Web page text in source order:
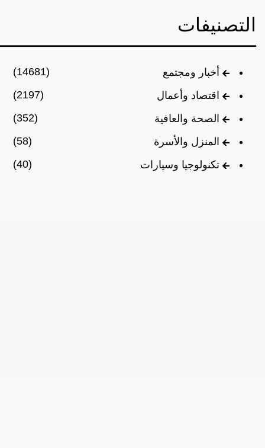
التصنيفات
أخبار ومجتمع
(14681)
اقتصاد وأعمال
(2197)
الصحة والعافية
(352)
المنزل والأسرة
(58)
تكنولوجيا وسيارات
(40)